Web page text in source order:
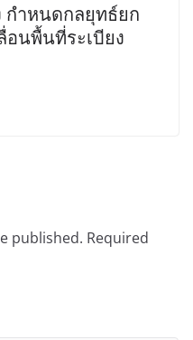
กำหนดกลยุทธ์ยก
อนพื้นที่ระเบียง
published. Required